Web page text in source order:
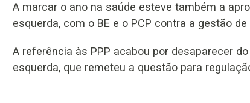
A marcar o ano na saúde esteve também a
esquerda, com o BE e o PCP contra a gestão
A referência às PPP acabou por desaparecer
esquerda, que remeteu a questão para